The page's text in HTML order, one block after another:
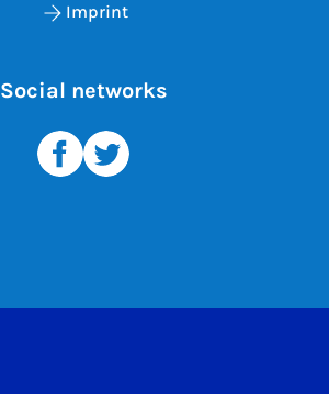
Imprint
Social networks